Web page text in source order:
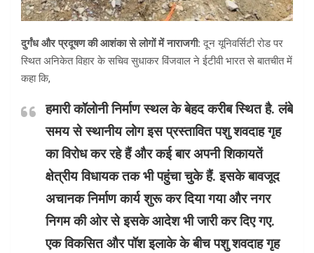
दुर्गंध और प्रदूषण की आशंका से लोगों में नाराजगी:दून यूनिवर्सिटी रोड पर
स्थित अनिकेत विहार के सचिव सुधाकर विंजवाल ने ईटीवी भारत से बातचीत में
कहा कि,
हमारी कॉलोनी निर्माण स्थल के बेहद करीब स्थित है. लंबे
समय से स्थानीय लोग इस प्रस्तावित पशु शवदाह गृह
का विरोध कर रहे हैं और कई बार अपनी शिकायतें
क्षेत्रीय विधायक तक भी पहुंचा चुके हैं. इसके बावजूद
अचानक निर्माण कार्य शुरू कर दिया गया और नगर
निगम की ओर से इसके आदेश भी जारी कर दिए गए.
एक विकसित और पॉश इलाके के बीच पशु शवदाह गृह